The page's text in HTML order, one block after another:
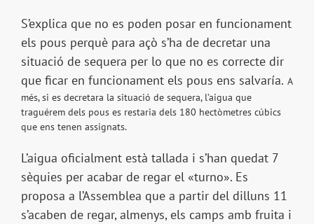
S’explica que no es poden posar en funcionament
els pous perquè para açò s’ha de decretar una
situació de sequera per lo que no es correcte dir
que ficar en funcionament els pous ens salvaría. A
més, si es decretara la situació de sequera, l’aigua que
traguérem dels pous es restaria dels 180 hectòmetres cúbics
que ens tenen assignats.
L’aigua oficialment està tallada i s’han quedat 7
sèquies per acabar de regar el «turno». Es
proposa a l’Assemblea que a partir del dilluns 11
s’acaben de regar, almenys, els camps amb fruita i